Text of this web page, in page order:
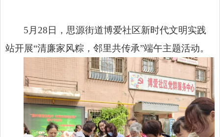
5月28日，思源街道博爱社区新时代文明实践
站开展“清廉家风粽，邻里共传承”端午主题活动。